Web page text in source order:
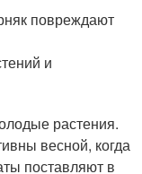
повреждают
и
растения.
весной, когда
поставляют в